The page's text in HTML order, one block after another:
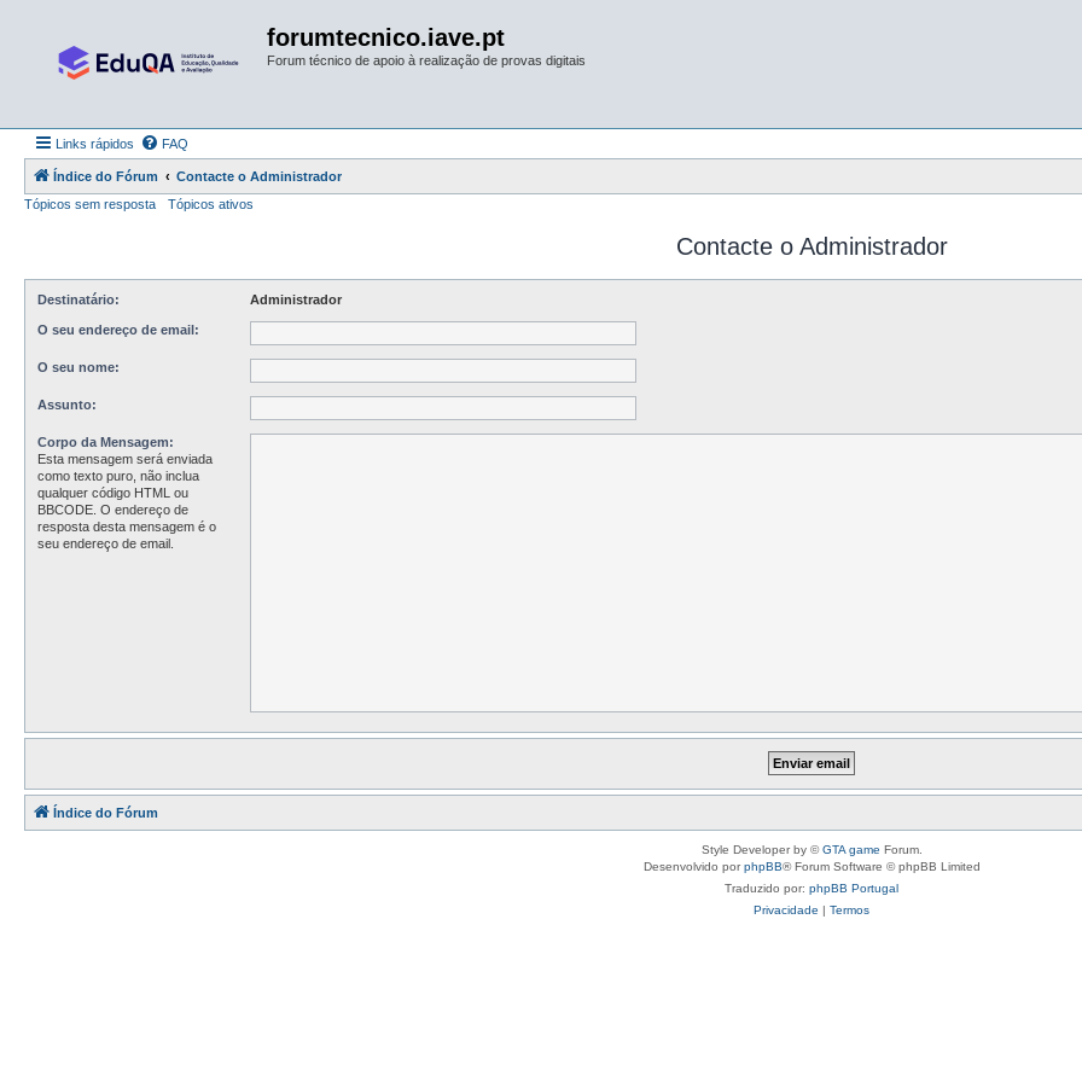
forumtecnico.iave.pt
Forum técnico de apoio à realização de provas digitais
Links rápidos FAQ
Índice do Fórum
Contacte o Administrador
Tópicos sem resposta
Tópicos ativos
Contacte o Administrador
Destinatário: Administrador
O seu endereço de email:
O seu nome:
Assunto:
Corpo da Mensagem:
Esta mensagem será enviada
como texto puro, não inclua
qualquer código HTML ou
BBCODE. O endereço de
resposta desta mensagem é o
seu endereço de email.
Índice do Fórum
Style Developer by ©GTA game Forum.
Desenvolvido porphpBB® Forum Software © phpBB Limited
Traduzido por: phpBB Portugal
Privacidade | Termos